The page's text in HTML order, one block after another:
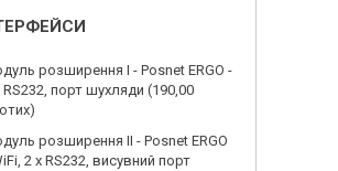
розширення I - Posnet ERGO -
RS232, порт шухляди (190,00
розширення II - Posnet ERGO
2 x RS232, висувний порт